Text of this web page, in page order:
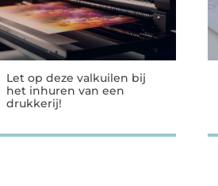
Let op deze valkuilen bij
het inhuren van een
drukkerij!